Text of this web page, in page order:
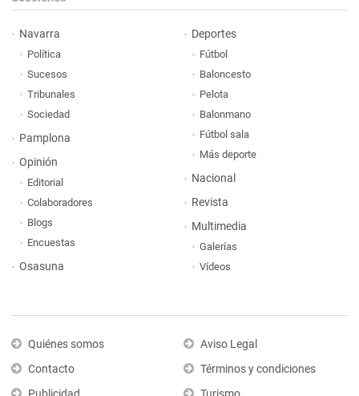
Navarra
Política
Sucesos
Tribunales
Sociedad
Pamplona
Opinión
Editorial
Colaboradores
Blogs
Encuestas
Osasuna
Deportes
Fútbol
Baloncesto
Pelota
Balonmano
Fútbol sala
Más deporte
Nacional
Revista
Multimedia
Galerías
Vídeos
Quiénes somos
Contacto
Aviso Legal
Términos y condiciones